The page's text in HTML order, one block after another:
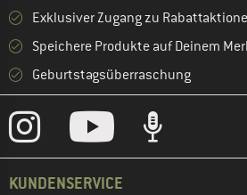
Exklusiver Zugang zu
Speichere Produkte auf Deinem
Geburtstagsüberraschung
KUNDENSERVICE